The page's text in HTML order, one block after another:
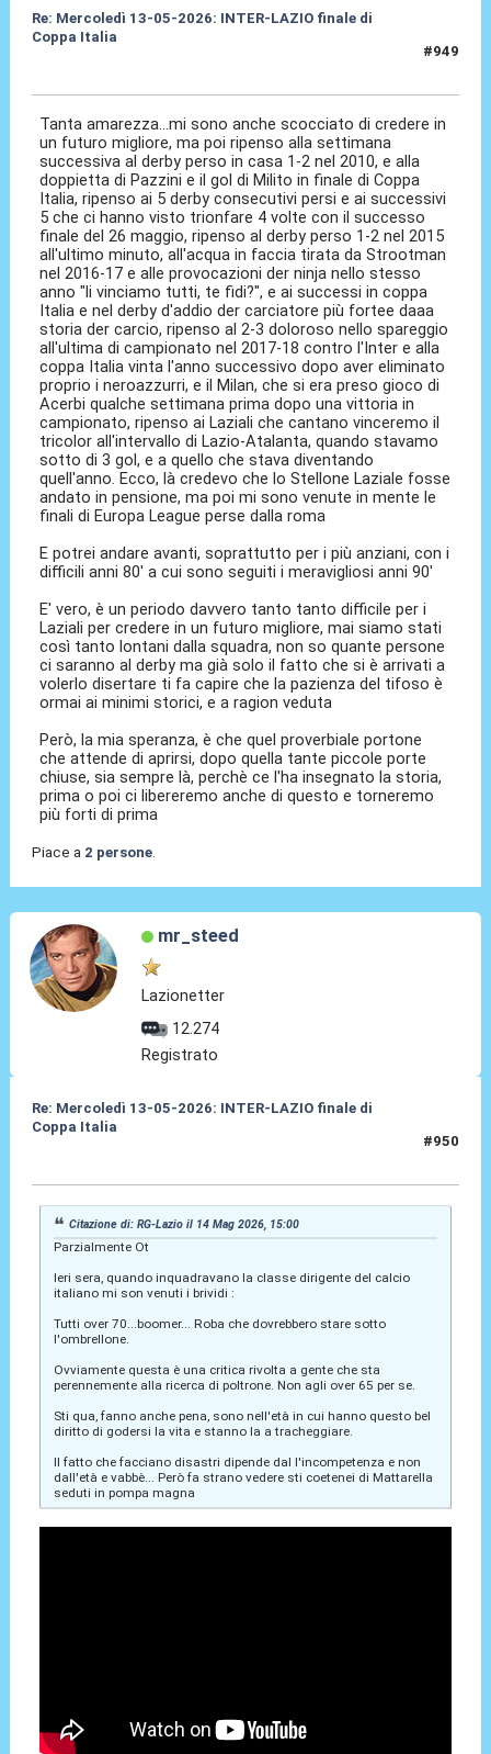
Re: Mercoledì 13-05-2026: INTER-LAZIO finale di
Coppa Italia
#949
Tanta amarezza...mi sono anche scocciato di credere in
un futuro migliore, ma poi ripenso alla settimana
successiva al derby perso in casa 1-2 nel 2010, e alla
doppietta di Pazzini e il gol di Milito in finale di Coppa
Italia, ripenso ai 5 derby consecutivi persi e ai successivi
5 che ci hanno visto trionfare 4 volte con il successo
finale del 26 maggio, ripenso al derby perso 1-2 nel 2015
all'ultimo minuto, all'acqua in faccia tirata da Strootman
nel 2016-17 e alle provocazioni der ninja nello stesso
anno "li vinciamo tutti, te fidi?", e ai successi in coppa
Italia e nel derby d'addio der carciatore più fortee daaa
storia der carcio, ripenso al 2-3 doloroso nello spareggio
all'ultima di campionato nel 2017-18 contro l'Inter e alla
coppa Italia vinta l'anno successivo dopo aver eliminato
proprio i neroazzurri, e il Milan, che si era preso gioco di
Acerbi qualche settimana prima dopo una vittoria in
campionato, ripenso ai Laziali che cantano vinceremo il
tricolor all'intervallo di Lazio-Atalanta, quando stavamo
sotto di 3 gol, e a quello che stava diventando
quell'anno. Ecco, là credevo che lo Stellone Laziale fosse
andato in pensione, ma poi mi sono venute in mente le
finali di Europa League perse dalla roma
E potrei andare avanti, soprattutto per i più anziani, con i
difficili anni 80' a cui sono seguiti i meravigliosi anni 90'
E' vero, è un periodo davvero tanto tanto difficile per i
Laziali per credere in un futuro migliore, mai siamo stati
così tanto lontani dalla squadra, non so quante persone
ci saranno al derby ma già solo il fatto che si è arrivati a
volerlo disertare ti fa capire che la pazienza del tifoso è
ormai ai minimi storici, e a ragion veduta
Però, la mia speranza, è che quel proverbiale portone
che attende di aprirsi, dopo quella tante piccole porte
chiuse, sia sempre là, perchè ce l'ha insegnato la storia,
prima o poi ci libereremo anche di questo e torneremo
più forti di prima
Piace a 2 persone.
mr_steed
Lazionetter
12.274
Registrato
Re: Mercoledì 13-05-2026: INTER-LAZIO finale di
Coppa Italia
#950
Citazione di: RG-Lazio il 14 Mag 2026, 15:00
Parzialmente Ot
Ieri sera, quando inquadravano la classe dirigente del calcio
italiano mi son venuti i brividi :
Tutti over 70...boomer... Roba che dovrebbero stare sotto
l'ombrellone.
Ovviamente questa è una critica rivolta a gente che sta
perennemente alla ricerca di poltrone. Non agli over 65 per se.
Sti qua, fanno anche pena, sono nell'età in cui hanno questo bel
diritto di godersi la vita e stanno la a tracheggiare.
Il fatto che facciano disastri dipende dal l'incompetenza e non
dall'età e vabbè... Però fa strano vedere sti coetenei di Mattarella
seduti in pompa magna